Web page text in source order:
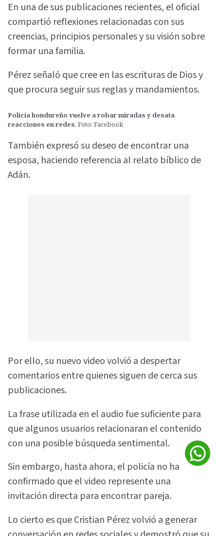
En una de sus publicaciones recientes, el oficial
compartió reflexiones relacionadas con sus
creencias, principios personales y su visión sobre
formar una familia.
Pérez señaló que cree en las escrituras de Dios y
que procura seguir sus reglas y mandamientos.
Policía hondureño vuelve a robar miradas y desata
reacciones en redes. Foto: Facebook
También expresó su deseo de encontrar una
esposa, haciendo referencia al relato bíblico de
Adán.
Por ello, su nuevo video volvió a despertar
comentarios entre quienes siguen de cerca sus
publicaciones.
La frase utilizada en el audio fue suficiente para
que algunos usuarios relacionaran el contenido
con una posible búsqueda sentimental.
Sin embargo, hasta ahora, el policía no ha
confirmado que el video represente una
invitación directa para encontrar pareja.
Lo cierto es que Cristian Pérez volvió a generar